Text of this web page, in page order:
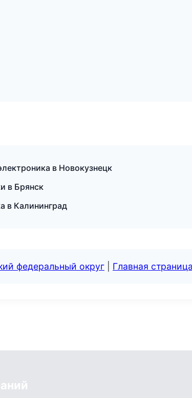
в Новокузнецк
в Брянск
в Калининград
федеральный округ Главная страница